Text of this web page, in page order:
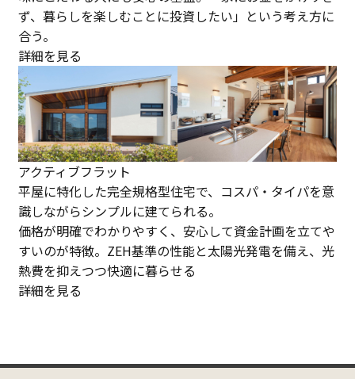
ず、暮らしを楽しむことに投資したい」という考え方に
合う。
詳細を見る
アクティブフラット
平屋に特化した完全規格型住宅で、コスパ・タイパを意
識しながらシンプルに建てられる。
価格が明確でわかりやすく、安心して資金計画を立てや
すいのが特徴。ZEH基準の性能と太陽光発電を備え、光
熱費を抑えつつ快適に暮らせる
詳細を見る